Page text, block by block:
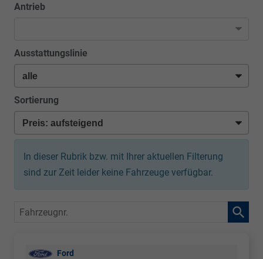
Antrieb
Ausstattungslinie
Sortierung
In dieser Rubrik bzw. mit Ihrer aktuellen Filterung
sind zur Zeit leider keine Fahrzeuge verfügbar.
Fahrzeugnr.
Ford